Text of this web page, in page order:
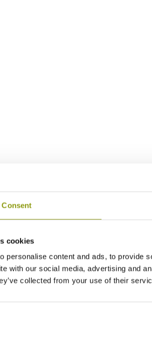
Consent
cookies
personalise content and ads, to provide
with our social media, advertising and
collected from your use of their